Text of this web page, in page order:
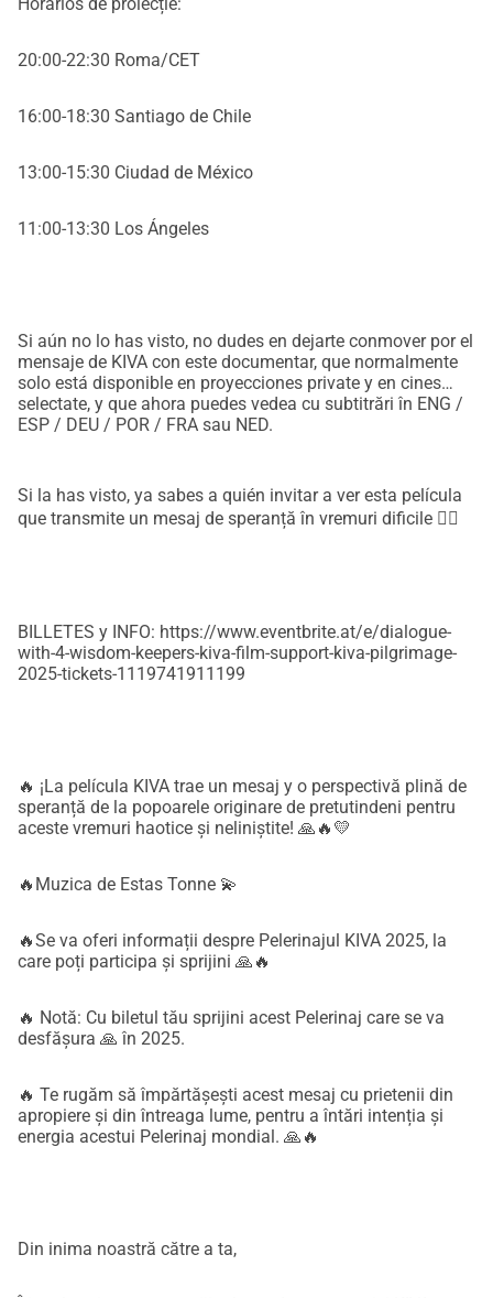
20:00-22:30 Roma/CET
16:00-18:30 Santiago de Chile
13:00-15:30 Ciudad de México
11:00-13:30 Los Ángeles
Si aún no lo has visto, no dudes en dejarte conmover por el
mensaje de KIVA con este documentar, que normalmente
solo está disponible en proyecciones private y en cines
selectate, y que ahora puedes vedea cu subtitrări în ENG /
ESP / DEU / POR / FRA sau NED.
Si la has visto, ya sabes a quién invitar a ver esta película
que transmite un mesaj de speranță în vremuri dificile ❤‍🔥
BILLETES y INFO: https://www.eventbrite.at/e/dialogue-
with-4-wisdom-keepers-kiva-film-support-kiva-pilgrimage-
2025-tickets-1119741911199
🔥 ¡La película KIVA trae un mesaj y o perspectivă plină de
speranță de la popoarele originare de pretutindeni pentru
aceste vremuri haotice și neliniștite! 🙏🔥💛
🔥Muzica de Estas Tonne 💫
🔥Se va oferi informații despre Pelerinajul KIVA 2025, la
care poți participa și sprijini 🙏🔥
🔥 Notă: Cu biletul tău sprijini acest Pelerinaj care se va
desfășura 🙏 în 2025.
🔥 Te rugăm să împărtășești acest mesaj cu prietenii din
apropiere și din întreaga lume, pentru a întări intenția și
energia acestui Pelerinaj mondial. 🙏🔥
Din inima noastră către a ta,